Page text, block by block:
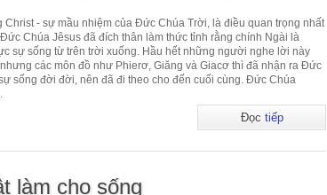
- sự mầu nhiệm của Đức Chúa Trời, là điều quan trọng nhất
Chúa Jêsus đã đích thân làm thức tỉnh rằng chính Ngài là
sự sống từ trên trời xuống. Hầu hết những người nghe lời này
các môn đồ như Phierơ, Giăng và Giacơ thì đã nhận ra Đức
sống đời đời, nên đã đi theo cho đến cuối cùng. Đức Chúa
Đọc tiếp
làm cho sống